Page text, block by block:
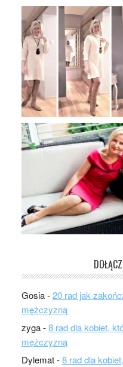
Gosia-20 rad jak
mężczyzną
zyga-8 rad dla kobiet,
mężczyzną
Dylemat-8 rad dla